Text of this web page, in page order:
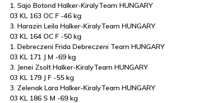
1. Sajo Botond Halker-KiralyTeam HUNGARY
03 KL 163 OC F -46 kg
3. Harazin Leila Halker-KiralyTeam HUNGARY
03 KL 164 OC F -50 kg
1. Debreczeni Frida Debreczeni Team HUNGARY
03 KL 171 J M -69 kg
3. Jenei Zsolt Halker-KiralyTeam HUNGARY
03 KL 179 J F -55 kg
3. Zelenak Lara Halker-KiralyTeam HUNGARY
03 KL 186 S M -69 kg